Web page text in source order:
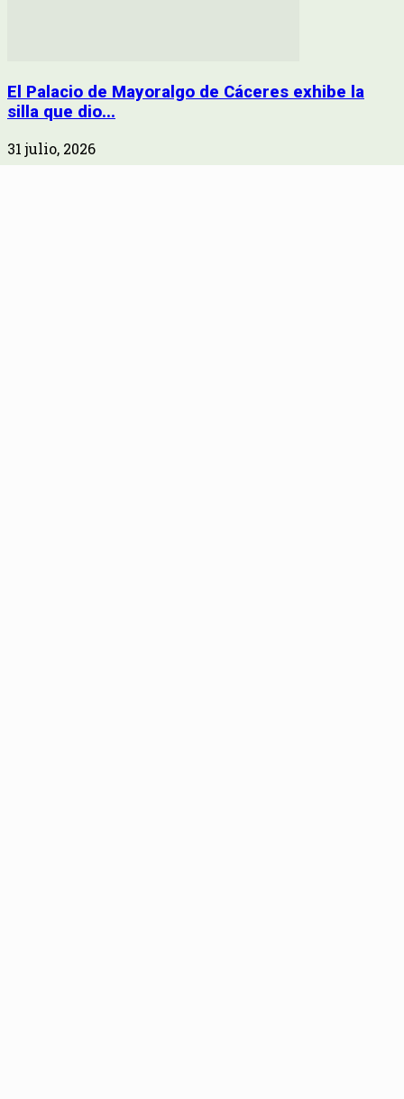
El Palacio de Mayoralgo de Cáceres exhibe la
silla que dio...
31 julio, 2026